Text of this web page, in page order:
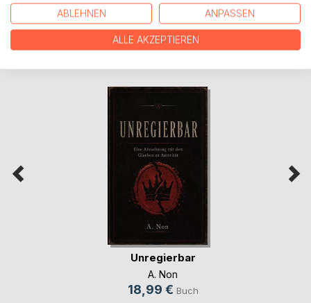
Unregierbar
A. Non
18,99 € Buch
ABLEHNEN ANPASSEN
ALLE AKZEPTIEREN